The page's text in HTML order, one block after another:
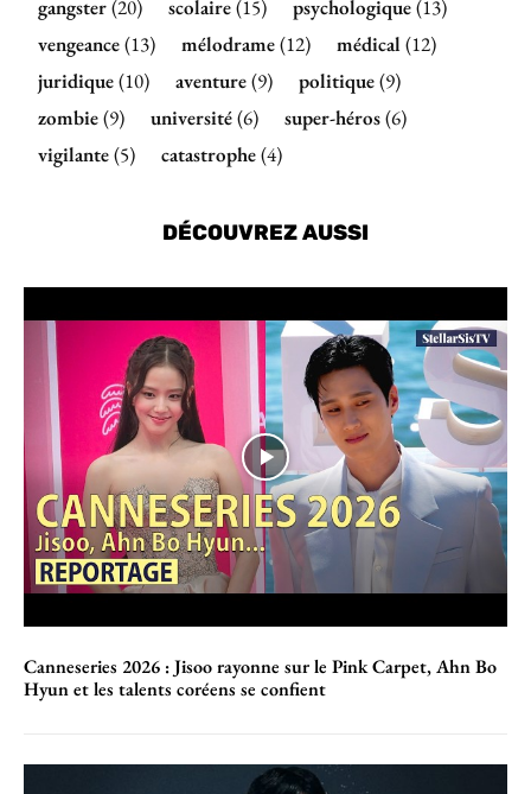
gangster(20) scolaire(15) psychologique(13)
vengeance(13) mélodrame(12) médical(12)
juridique(10) aventure(9) politique(9)
zombie(9) université(6) super-héros(6)
vigilante(5) catastrophe(4)
DÉCOUVREZ AUSSI
Canneseries 2026 : Jisoo rayonne sur le Pink Carpet, Ahn Bo
Hyun et les talents coréens se confient